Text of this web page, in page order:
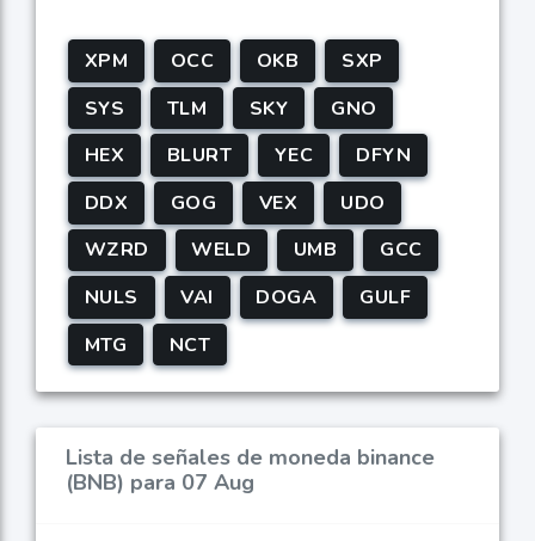
XPM OCC OKB
SXP
SYS
TLM SKY
GNO
HEX
BLURT YEC
DFYN
DDX
GOG VEX
UDO
WZRD
WELD UMB
GCC
NULS
VAI DOGA
GULF
MTG
NCT
Lista de señales de moneda binance
(BNB) para 07 Aug